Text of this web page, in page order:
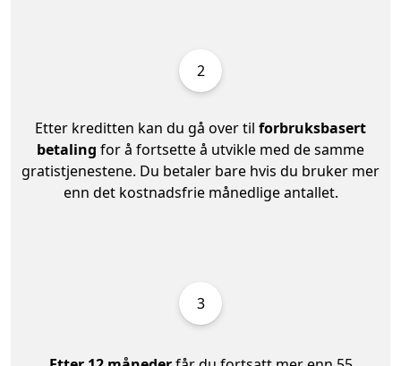
2
Etter kreditten kan du gå over til forbruksbasert
betaling for å fortsette å utvikle med de samme
gratistjenestene. Du betaler bare hvis du bruker mer
enn det kostnadsfrie månedlige antallet.
3